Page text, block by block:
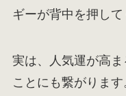
ギーが背中を押して
実は、人気運が高
ことにも繋がりま